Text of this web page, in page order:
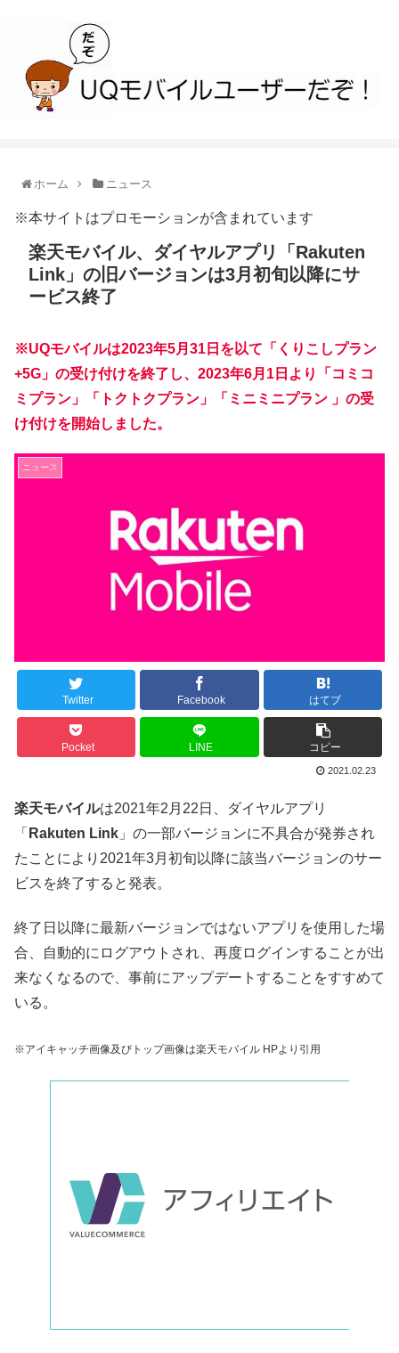
ホーム ニュース
※本サイトはプロモーションが含まれています
楽天モバイル、ダイヤルアプリ「Rakuten
Link」の旧バージョンは3月初旬以降にサ
ービス終了
※UQモバイルは2023年5月31日を以て「くりこしプラン
+5G」の受け付けを終了し、2023年6月1日より「コミコ
ミプラン」「トクトクプラン」「ミニミニプラン 」の受
け付けを開始しました。
ニュース
Twitter Facebook はてブ
Pocket LINE コピー
2021.02.23
楽天モバイルは2021年2月22日、ダイヤルアプリ
「 Rakuten Link 」の一部バージョンに不具合が発券され
たことにより2021年3月初旬以降に該当バージョンのサー
ビスを終了すると発表。
終了日以降に最新バージョンではないアプリを使用した場
合、自動的にログアウトされ、再度ログインすることが出
来なくなるので、事前にアップデートすることをすすめて
いる。
※アイキャッチ画像及びトップ画像は楽天モバイル HPより引用